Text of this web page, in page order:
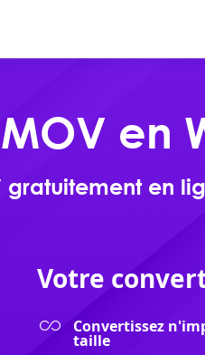
en
gratuitement en
Votre
Convertissez
taille